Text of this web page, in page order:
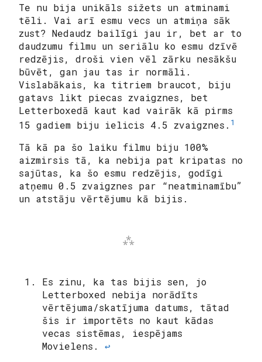
Te nu bija unikāls sižets un atminami
tēli . Vai arī esmu vecs un atmiņa sāk
zust? Nedaudz bailīgi jau ir, bet ar to
daudzumu filmu un seriālu ko esmu dzīvē
redzējis, droši vien vēl zārku nesākšu
būvēt, gan jau tas ir normāli.
Vislabākais, ka titriem braucot, biju
gatavs likt piecas zvaigznes, bet
Letterboxedā kaut kad vairāk kā pirms
15 gadiem biju ielicis 4.5 zvaigznes. 1
Tā kā pa šo laiku filmu biju 100%
aizmirsis tā, ka nebija pat kripatas no
sajūtas, ka šo esmu redzējis, godīgi
atņemu 0.5 zvaigznes par “neatminamību”
un atstāju vērtējumu kā bijis.
Es zinu, ka tas bijis sen, jo
Letterboxed nebija norādīts
vērtējuma/skatījuma datums, tātad
šis ir importēts no kaut kādas
vecas sistēmas, iespējams
Movielens. ↩︎